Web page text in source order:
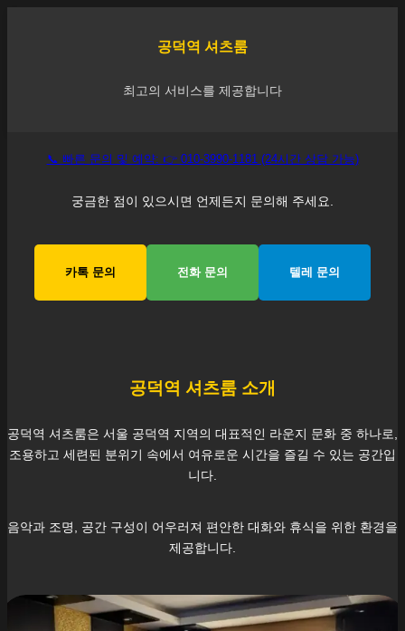
공덕역 셔츠룸
최고의 서비스를 제공합니다
📞 빠른 문의 및 예약: 👉 010-3990-1181 (24시간 상담 가능)
궁금한 점이 있으시면 언제든지 문의해 주세요.
카톡 문의 전화 문의 텔레 문의
공덕역 셔츠룸 소개
공덕역 셔츠룸은 서울 공덕역 지역의 대표적인 라운지 문화 중 하나로,
조용하고 세련된 분위기 속에서 여유로운 시간을 즐길 수 있는 공간입
니다.
음악과 조명, 공간 구성이 어우러져 편안한 대화와 휴식을 위한 환경을
제공합니다.